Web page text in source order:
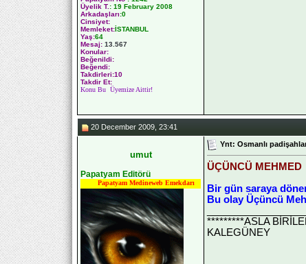
Üyelik T.: 19 February 2008
Arkadaşları:0
Cinsiyet:
Memleket:İSTANBUL
Yaş:64
Mesaj: 13.567
Konular:
Beğenildi:
Beğendi:
Takdirleri:10
Takdir Et:
Konu Bu Üyemize Aittir!
20 December 2009, 23:41
umut
Papatyam Editörü
Papatyam Medineweb Emekdarı
Ynt: Osmanlı
ÜÇÜNCÜ MEHMED
Bir gün saraya
Bu olay Üçüncü
*********ASLA
KALEGÜNEY